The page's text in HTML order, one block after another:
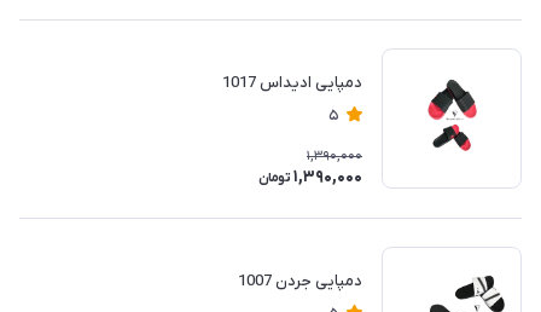
دمپایی ادیداس 1017
5
1,390,000
1,390,000 تومان
دمپایی جردن 1007